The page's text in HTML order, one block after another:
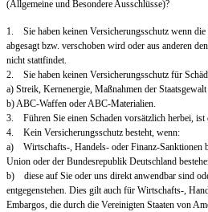
(Allgemeine und Besondere Ausschlüsse)?
1. Sie haben keinen Versicherungsschutz wenn die
abgesagt bzw. verschoben wird oder aus anderen
nicht stattfindet.
2. Sie haben keinen Versicherungsschutz für
a) Streik, Kernenergie, Maßnahmen der
b) ABC-Waffen oder ABC-Materialien.
3. Führen Sie einen Schaden vorsätzlich herbei, ist
4. Kein Versicherungsschutz besteht, wenn:
a) Wirtschafts-, Handels- oder Finanz-Sanktionen
Union oder der Bundesrepublik Deutschland
b) diese auf Sie oder uns direkt anwendbar sind
entgegenstehen. Dies gilt auch für Wirtschafts-,
Embargos, die durch die Vereinigten Staaten von